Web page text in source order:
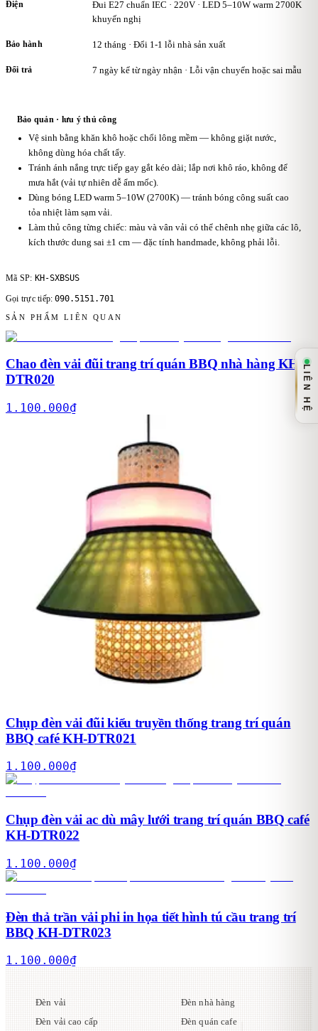
Điện
Đui E27 chuẩn IEC · 220V · LED 5–10W warm 2700K
khuyến nghị
Bảo hành 12 tháng · Đổi 1-1 lỗi nhà sản xuất
Đổi trả 7 ngày kể từ ngày nhận · Lỗi vận chuyển hoặc sai mẫu
Bảo quản · lưu ý thủ công
Vệ sinh bằng khăn khô hoặc chổi lông mềm — không giặt nước,
không dùng hóa chất tẩy.
Tránh ánh nắng trực tiếp gay gắt kéo dài; lắp nơi khô ráo, không để
mưa hắt (vải tự nhiên dễ ẩm mốc).
Dùng bóng LED warm 5–10W (2700K) — tránh bóng công suất cao
tỏa nhiệt làm sạm vải.
Làm thủ công từng chiếc: màu và vân vải có thể chênh nhẹ giữa các lô,
kích thước dung sai ±1 cm — đặc tính handmade, không phải lỗi.
Mã SP: KH-SXBSUS
Gọi trực tiếp:090.5151.701
SẢN PHẨM LIÊN QUAN
Chao đèn vải đũi trang trí quán BBQ nhà hàng KH-
DTR020
1.100.000₫
Chụp đèn vải đũi kiểu truyền thống trang trí quán
BBQ café KH-DTR021
1.100.000₫
Chụp đèn vải ac dù mây lưới trang trí quán BBQ café
KH-DTR022
1.100.000₫
Đèn thả trần vải phi in họa tiết hình tú cầu trang trí
BBQ KH-DTR023
1.100.000₫
Đèn vải
Đèn vải cao cấp
Đèn nhà hàng
Đèn quán cafe
LIÊN HỆ